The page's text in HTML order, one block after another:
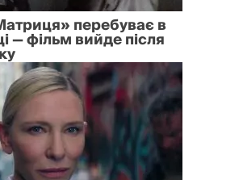
перебуває в
— фільм вийде після